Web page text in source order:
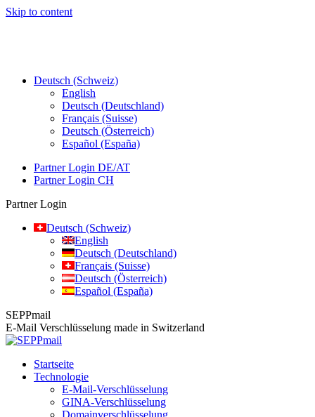
Skip to content
Deutsch (Schweiz)
English
Deutsch (Deutschland)
Français (Suisse)
Deutsch (Österreich)
Español (España)
Partner Login DE/AT
Partner Login CH
Partner Login
Deutsch (Schweiz)
English
Deutsch (Deutschland)
Français (Suisse)
Deutsch (Österreich)
Español (España)
SEPPmail
E-Mail Verschlüsselung made in Switzerland
Startseite
Technologie
E-Mail-Verschlüsselung
GINA-Verschlüsselung
Domainverschlüsselung